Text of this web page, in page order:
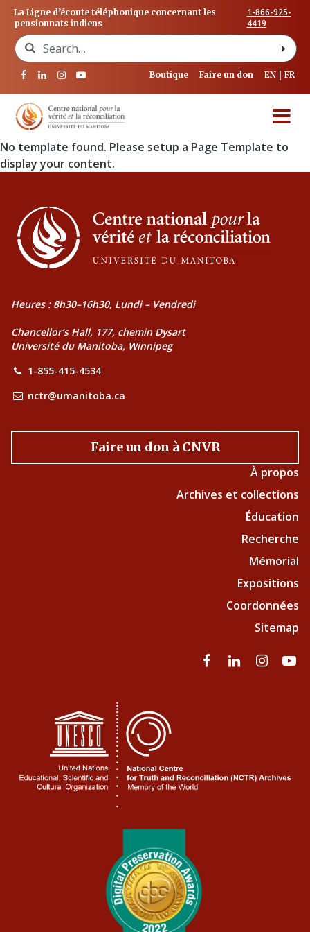
La Ligne d’écoute téléphonique concernant les
pensionnats indiens
1-866-925-
4419
Search for:
Boutique Faire un don EN FR
No template found. Please setup a Page Template to
display your content.
Heures : 8h30–16h30, Lundi – Vendredi
Chancellor’s Hall, 177, chemin Dysart
Université du Manitoba, Winnipeg
1-855-415-4534
nctr@umanitoba.ca
Faire un don à CNVR
À propos
Archives et collections
Éducation
Recherche
Mémorial
Expositions
Coordonnées
Sitemap